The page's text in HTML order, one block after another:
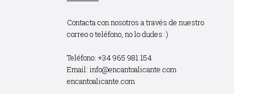
Contacta con nosotros a través de nuestro
correo o teléfono, no lo dudes :)
Teléfono: +34 965 981 154
Email: info@encantoalicante.com
encantoalicante.com